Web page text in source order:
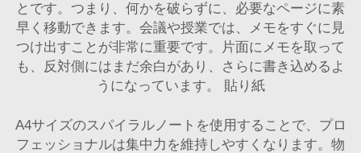
とです。つまり、何かを破らずに、必要なページに素
早く移動できます。会議や授業では、メモをすぐに見
つけ出すことが非常に重要です。片面にメモを取って
も、反対側にはまだ余白があり、さらに書き込めるよ
うになっています。 貼り紙
A4サイズのスパイラルノートを使用することで、プロ
フェッショナルは集中力を維持しやすくなります。物